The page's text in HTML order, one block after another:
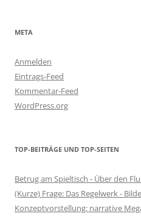
META
Anmelden
Eintrags-Feed
Kommentar-Feed
WordPress.org
TOP-BEITRÄGE UND TOP-SEITEN
Betrug am Spieltisch - Über den
(Kurze) Frage: Das Regelwerk -
Konzeptvorstellung: narrative